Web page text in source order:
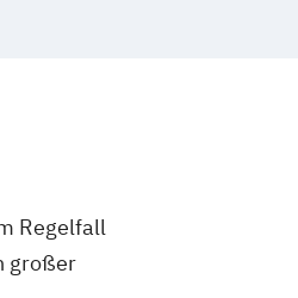
Regelfall
großer